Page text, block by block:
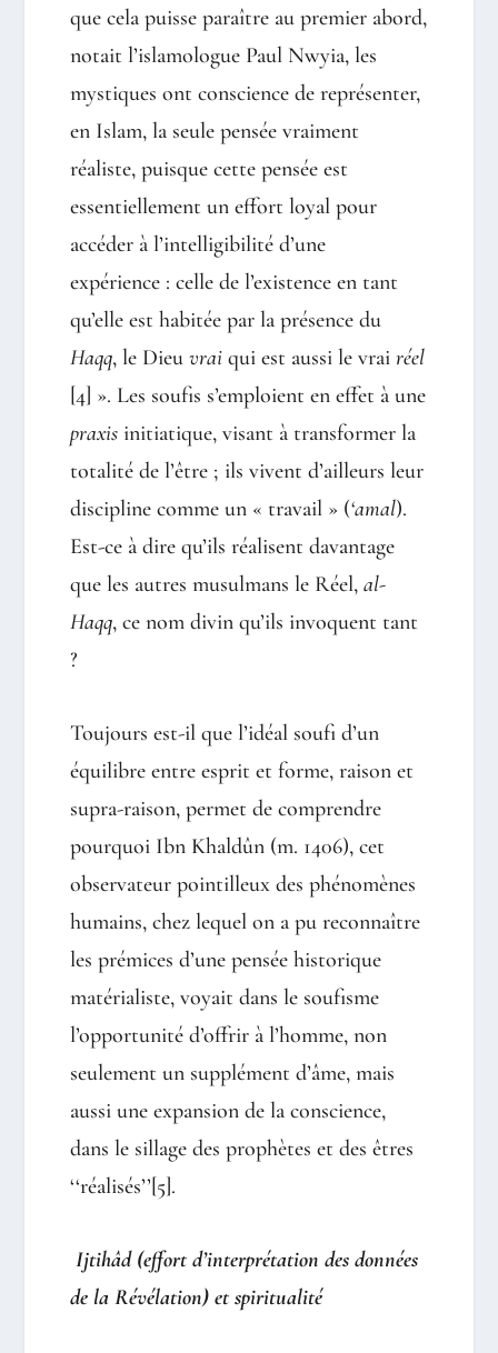
que cela puisse paraître au premier abord,
notait l’islamologue Paul Nwyia, les
mystiques ont conscience de représenter,
en Islam, la seule pensée vraiment
réaliste, puisque cette pensée est
essentiellement un effort loyal pour
accéder à l’intelligibilité d’une
expérience : celle de l’existence en tant
qu’elle est habitée par la présence du
Haqq, le Dieu vraiqui est aussi le vrai réel
[4] ». Les soufis s’emploient en effet à une
praxisinitiatique, visant à transformer la
totalité de l’être ; ils vivent d’ailleurs leur
discipline comme un « travail » (‘amal).
Est-ce à dire qu’ils réalisent davantage
que les autres musulmans le Réel, al-
Haqq, ce nom divin qu’ils invoquent tant
?
Toujours est-il que l’idéal soufi d’un
équilibre entre esprit et forme, raison et
supra-raison, permet de comprendre
pourquoi Ibn Khaldûn (m. 1406), cet
observateur pointilleux des phénomènes
humains, chez lequel on a pu reconnaître
les prémices d’une pensée historique
matérialiste, voyait dans le soufisme
l’opportunité d’offrir à l’homme, non
seulement un supplément d’âme, mais
aussi une expansion de la conscience,
dans le sillage des prophètes et des êtres
‘‘réalisés’’[5].
Ijtihâd (effort d’interprétation des données
de la Révélation) et spiritualité